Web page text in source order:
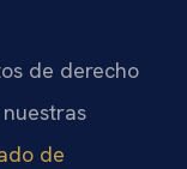
de derecho
de